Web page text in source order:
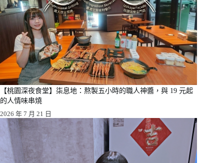
【桃園深夜食堂】柒息地：熬製五小時的職人神醬，與 19 元起
的人情味串燒
2026 年 7 月 21 日